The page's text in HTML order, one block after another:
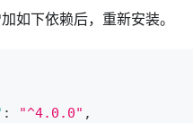
如下依赖后，重新安装。
: "^4.0.0" ,